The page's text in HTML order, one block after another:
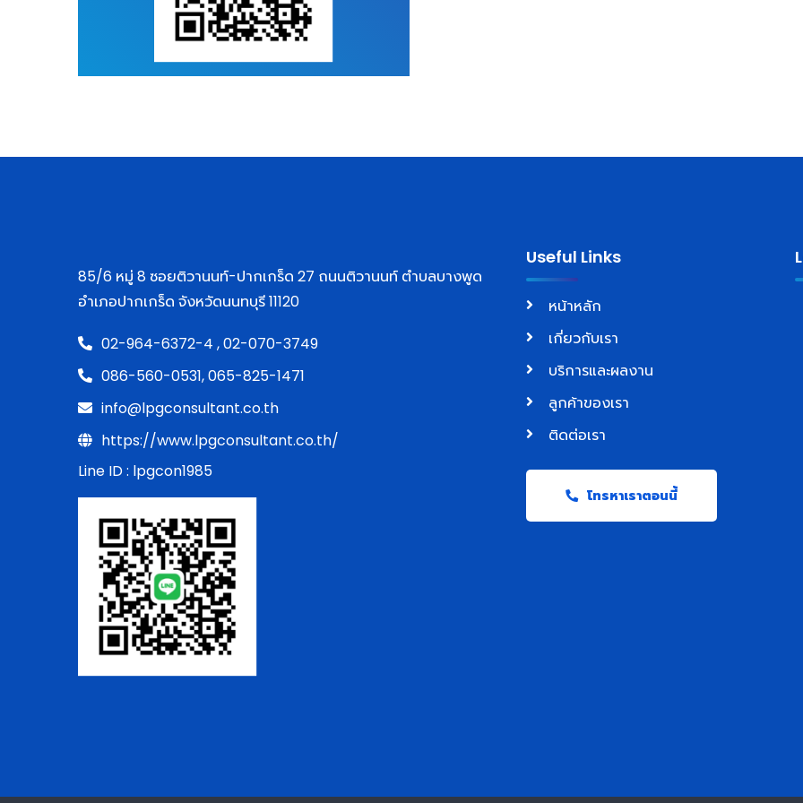
85/6 หมู่ 8 ซอยติวานนท์-ปากเกร็ด 27 ถนนติวานนท์ ตำบลบางพูด
อำเภอปากเกร็ด จังหวัดนนทบุรี 11120
02-964-6372-4 ,02-070-3749
086-560-0531,065-825-1471
info@lpgconsultant.co.th
https://www.lpgconsultant.co.th/
Line ID : lpgcon1985
Useful Links
หน้าหลัก
เกี่ยวกับเรา
บริการและผลงาน
ลูกค้าของเรา
ติดต่อเรา
โทรหาเราตอนนี้